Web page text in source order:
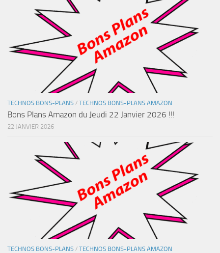
TECHNOS BONS-PLANS / TECHNOS BONS-PLANS AMAZON
Bons Plans Amazon du Jeudi 22 Janvier 2026 !!!
22 JANVIER 2026
TECHNOS BONS-PLANS / TECHNOS BONS-PLANS AMAZON